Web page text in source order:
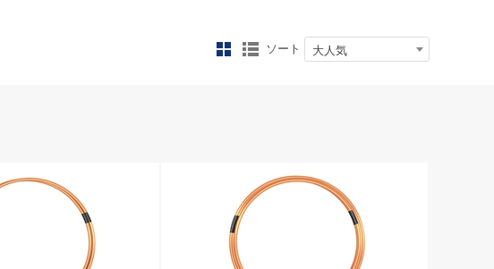
ソート 大人気